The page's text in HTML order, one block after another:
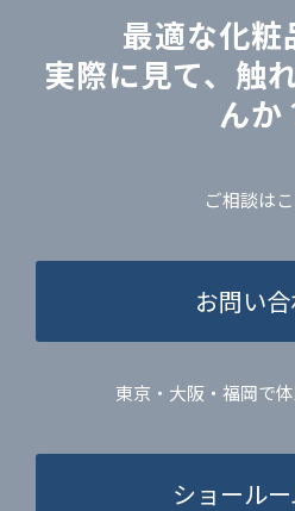
最適な化粧
実際に見て、触
んか
ご相談は
お問い
東京・大阪・福岡で
ショール